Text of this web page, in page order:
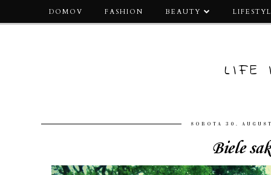
DOMOV FASHION BEAUTY
LIFE
SOBOTA 30.
Biele